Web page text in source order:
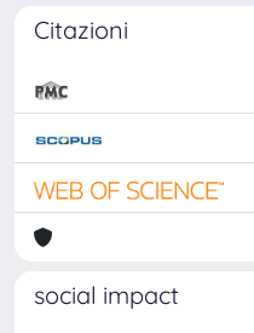
Citazioni
social impact